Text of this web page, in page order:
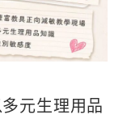
元生理用品